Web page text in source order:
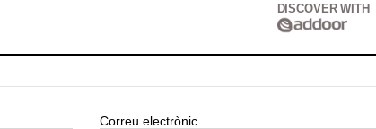
DISCOVER WITH
Correu electrònic